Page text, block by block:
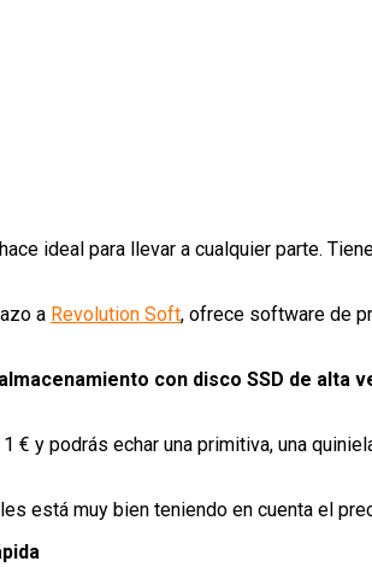
ideal para llevar a cualquier parte.
a Revolution Soft, ofrece software de
con disco SSD de alta
y podrás echar una primitiva, una
está muy bien teniendo en cuenta el